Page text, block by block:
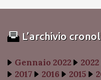
L’archivio
Gennaio 2022 2022
2017
2016 2015